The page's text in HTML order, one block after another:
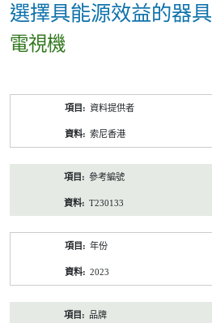
選擇具能源效益的器具
電視機
資料提供者
索尼香港
參考編號
T230133
年份
2023
品牌